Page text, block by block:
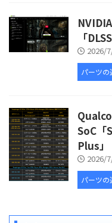
「
2026/
パーツの
SoC
Plus」
2026/
パーツの